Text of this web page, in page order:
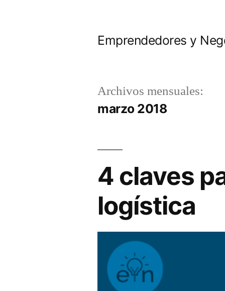
Emprendedores y
Archivos mensuales:
marzo 2018
4 claves
logística